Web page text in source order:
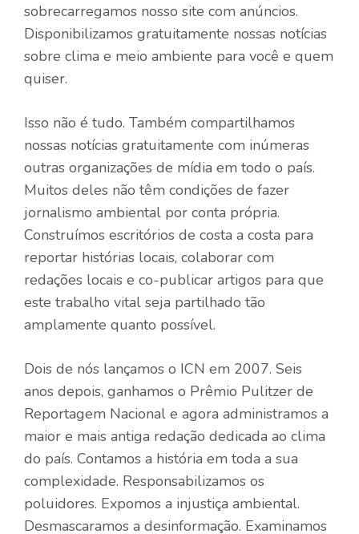
sobrecarregamos nosso site com anúncios.
Disponibilizamos gratuitamente nossas notícias
sobre clima e meio ambiente para você e quem
quiser.
Isso não é tudo. Também compartilhamos
nossas notícias gratuitamente com inúmeras
outras organizações de mídia em todo o país.
Muitos deles não têm condições de fazer
jornalismo ambiental por conta própria.
Construímos escritórios de costa a costa para
reportar histórias locais, colaborar com
redações locais e co-publicar artigos para que
este trabalho vital seja partilhado tão
amplamente quanto possível.
Dois de nós lançamos o ICN em 2007. Seis
anos depois, ganhamos o Prêmio Pulitzer de
Reportagem Nacional e agora administramos a
maior e mais antiga redação dedicada ao clima
do país. Contamos a história em toda a sua
complexidade. Responsabilizamos os
poluidores. Expomos a injustiça ambiental.
Desmascaramos a desinformação. Examinamos